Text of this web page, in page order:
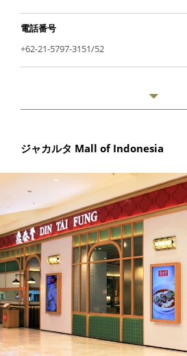
電話番号
+62-21-5797-3151/52
ジャカルタ Mall of Indonesia